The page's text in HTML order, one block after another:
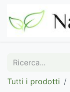
Tutti i prodotti